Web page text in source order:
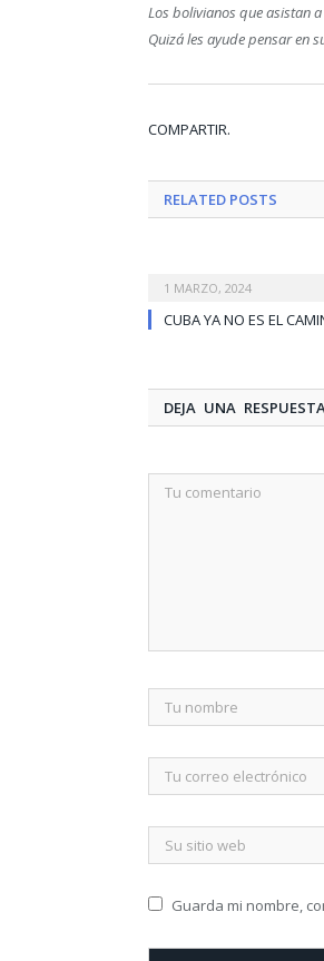
Los bolivianos que asistan
Quizá les ayude pensar en
COMPARTIR.
RELATED POSTS
1 MARZO, 2024
CUBA YA NO ES EL
DEJA UNA
Guarda mi nombre,